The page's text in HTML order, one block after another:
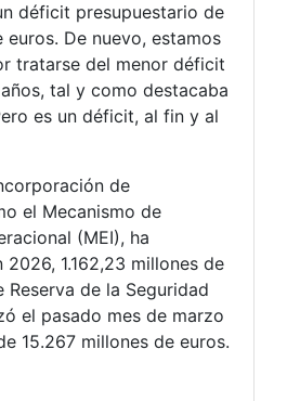
déficit presupuestario de
De nuevo, estamos
tratarse del menor déficit
tal y como destacaba
es un déficit, al fin y al
de
el Mecanismo de
(MEI), ha
1.162,23 millones de
Reserva de la Seguridad
el pasado mes de marzo
15.267 millones de euros.